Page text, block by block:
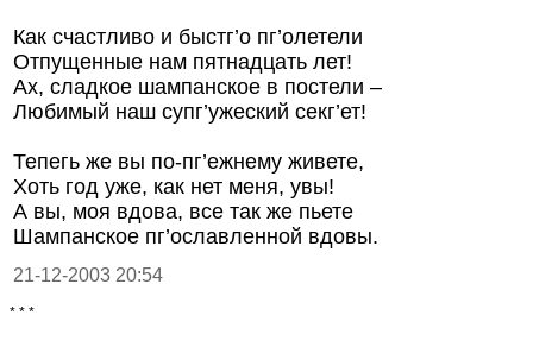
Как счастливо и быстг’о пг’олетели
Отпущенные нам пятнадцать лет!
Ах, сладкое шампанское в постели –
Любимый наш супг’ужеский секг’ет!
Тепегь же вы по-пг’ежнему живете,
Хоть год уже, как нет меня, увы!
А вы, моя вдова, все так же пьете
Шампанское пг’ославленной вдовы.
21-12-2003 20:54
* * *